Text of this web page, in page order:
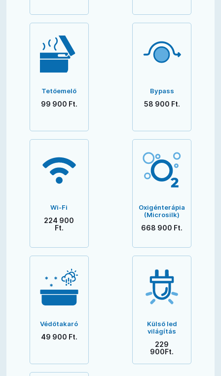
Tetőemelő
99 900 Ft.
Bypass
58 900 Ft.
Wi-Fi
224 900
Ft.
Oxigénterápia
(Microsilk)
668 900 Ft.
Védőtakaró
49 900 Ft.
Külső led
világítás
229
900Ft.